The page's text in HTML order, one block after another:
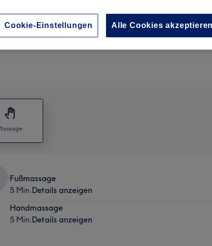
5 Min.Details anzeigen
Fußmassage
5 Min.Details anzeigen
Handmassage
5 Min.Details anzeigen
Cookie-Einstellungen Alle Cookies